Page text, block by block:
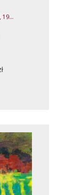
19...